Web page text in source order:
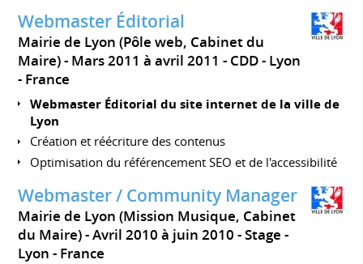
Webmaster Éditorial
Mairie de Lyon (Pôle web, Cabinet du
Maire)
Mars 2011 à avril 2011 CDD
Lyon
France
Webmaster Éditorial du site internet de la ville de
Lyon
Création et réécriture des contenus
Optimisation du référencement SEO et de l'accessibilité
Webmaster / Community Manager
Mairie de Lyon (Mission Musique, Cabinet
du Maire)
Avril 2010 à juin 2010 Stage
Lyon
France